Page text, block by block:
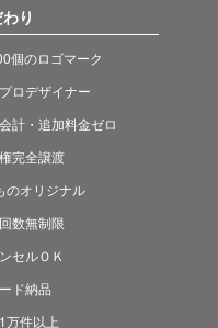
り
個のロゴマーク
ロデザイナー
計・追加料金ゼロ
完全譲渡
のオリジナル
数無制限
セルＯＫ
ド納品
万件以上